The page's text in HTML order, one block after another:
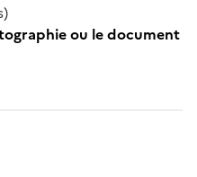
ou le document